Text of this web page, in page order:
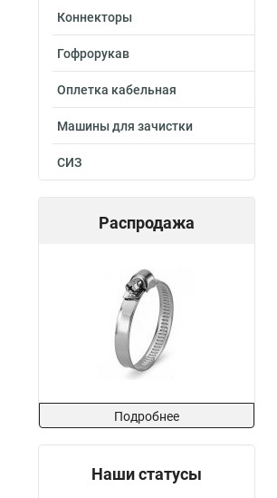
Коннекторы
Гофрорукав
Оплетка кабельная
Машины для зачистки
СИЗ
Распродажа
Подробнее
Наши статусы